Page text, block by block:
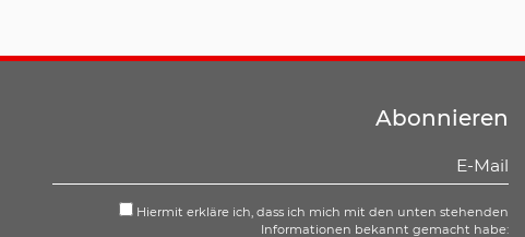
Abonnieren
Hiermit erkläre ich, dass ich mich mit den unten stehenden
Informationen bekannt gemacht habe: